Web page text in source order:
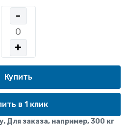
-
+
в 1 клик
Для заказа, например, 300 кг